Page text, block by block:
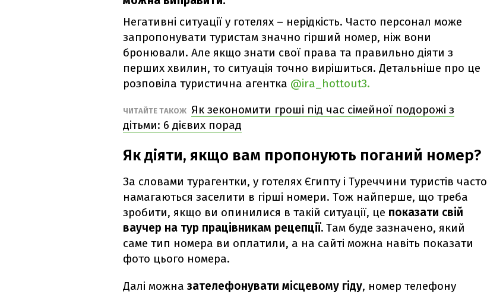
Негативні ситуації у готелях – нерідкість. Часто персонал може
запропонувати туристам значно гірший номер, ніж вони
бронювали. Але якщо знати свої права та правильно діяти з
перших хвилин, то ситуація точно вирішиться. Детальніше про це
розповіла туристична агентка @ira_hottout3.
ЧИТАЙТЕ ТАКОЖ Як зекономити гроші під час сімейної подорожі з
дітьми: 6 дієвих порад
Як діяти, якщо вам пропонують поганий номер?
За словами турагентки, у готелях Єгипту і Туреччини туристів часто
намагаються заселити в гірші номери. Тож найперше, що треба
зробити, якщо ви опинилися в такій ситуації, це показати свій
ваучер на тур працівникам рецепції. Там буде зазначено, який
саме тип номера ви оплатили, а на сайті можна навіть показати
фото цього номера.
Далі можназателефонувати місцевому гіду, номер телефону